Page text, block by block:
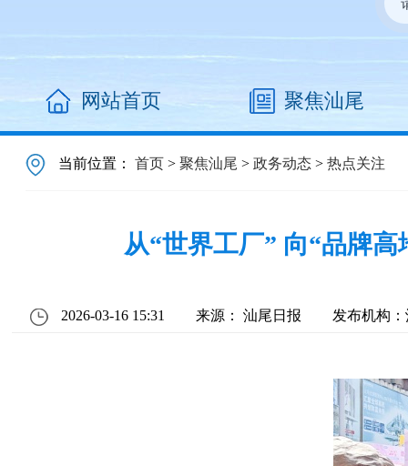
网站首页 聚焦汕尾
当前位置：首页 >聚焦汕尾 >政务动态 >热点关注
从“世界工厂” 向“品牌
2026-03-16 15:31 来源： 汕尾日报 发布机构